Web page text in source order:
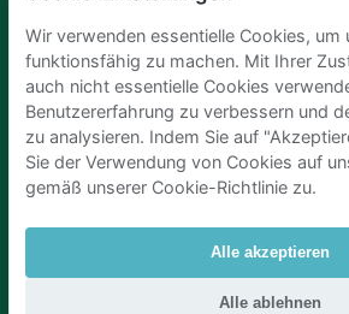
Parkplaetze Amsterdam|Parkeren Brussel
Wir verwenden essentielle Cookies, um
funktionsfähig zu machen. Mit Ihrer
auch nicht essentielle Cookies
Benutzererfahrung zu verbessern und
zu analysieren. Indem Sie auf
Sie der Verwendung von Cookies auf
gemäß unserer Cookie-Richtlinie zu.
Alle akzeptieren
Alle ablehnen